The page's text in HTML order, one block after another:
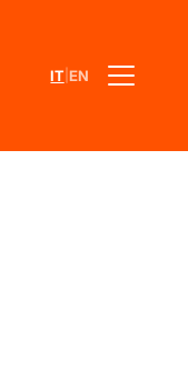
IT EN